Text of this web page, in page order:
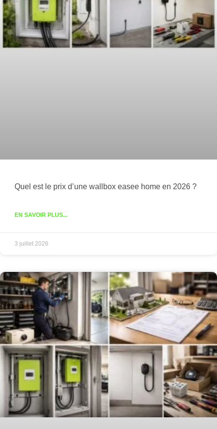
Quel est le prix d’une wallbox easee home en 2026 ?
EN SAVOIR PLUS...
3 juillet 2026